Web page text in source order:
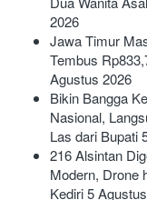
2026
Jawa Timur
Tembus
Agustus 2026
Bikin Bangga
Nasional,
Las dari Bupati
216 Alsintan
Modern, Drone
Kediri5